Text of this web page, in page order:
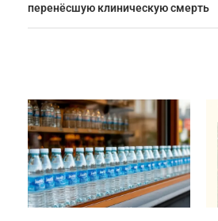
перенёсшую клиническую смерть